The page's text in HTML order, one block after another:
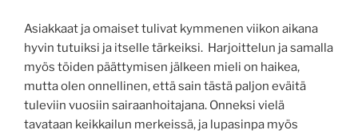
Asiakkaat ja omaiset tulivat kymmenen viikon aikana
hyvin tutuiksi ja itselle tärkeiksi. Harjoittelun ja samalla
myös töiden päättymisen jälkeen mieli on haikea,
mutta olen onnellinen, että sain tästä paljon eväitä
tuleviin vuosiin sairaanhoitajana. Onneksi vielä
tavataan keikkailun merkeissä, ja lupasinpa myös